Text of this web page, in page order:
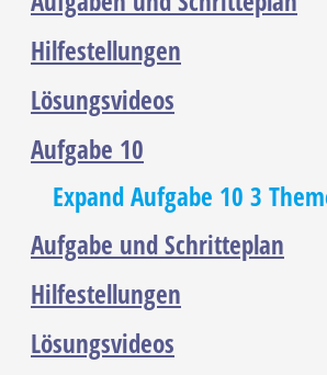
Hilfestellungen
Lösungsvideos
Aufgabe 10
ExpandAufgabe 10 3
Aufgabe und Schritteplan
Hilfestellungen
Lösungsvideos